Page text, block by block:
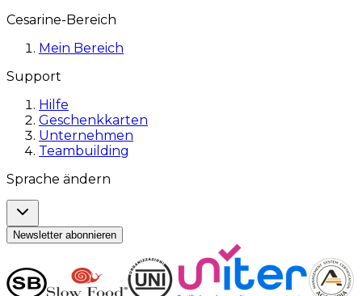
Cesarine-Bereich
Mein Bereich
Support
Hilfe
Geschenkkarten
Unternehmen
Teambuilding
Sprache ändern
Newsletter abonnieren